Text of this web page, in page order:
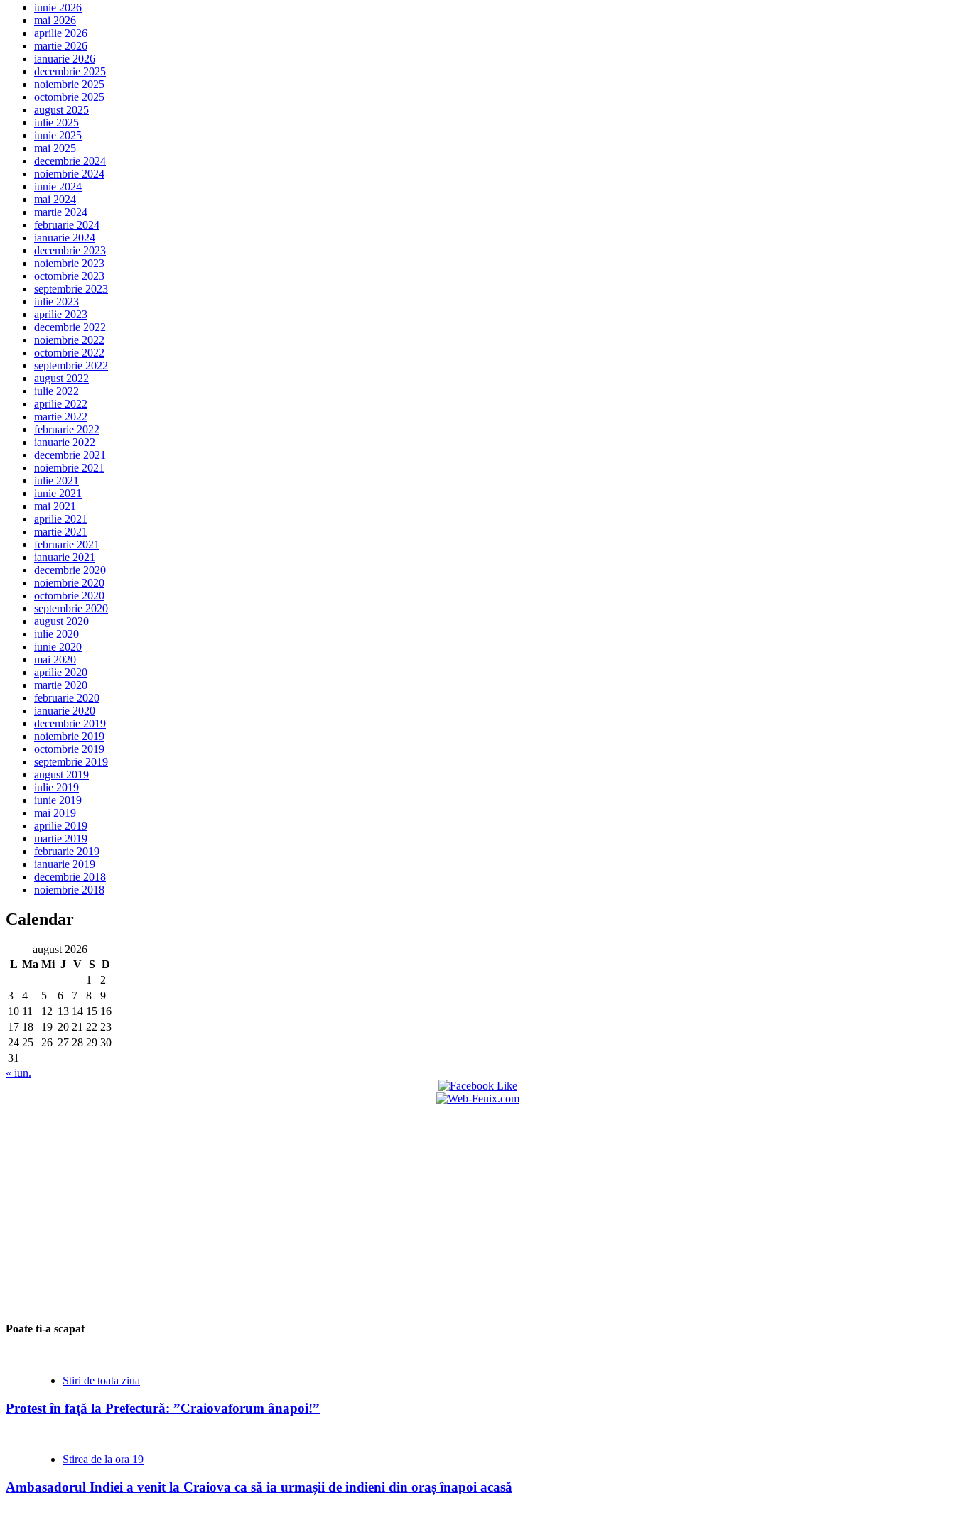
iunie 2026
mai 2026
aprilie 2026
martie 2026
ianuarie 2026
decembrie 2025
noiembrie 2025
octombrie 2025
august 2025
iulie 2025
iunie 2025
mai 2025
decembrie 2024
noiembrie 2024
iunie 2024
mai 2024
martie 2024
februarie 2024
ianuarie 2024
decembrie 2023
noiembrie 2023
octombrie 2023
septembrie 2023
iulie 2023
aprilie 2023
decembrie 2022
noiembrie 2022
octombrie 2022
septembrie 2022
august 2022
iulie 2022
aprilie 2022
martie 2022
februarie 2022
ianuarie 2022
decembrie 2021
noiembrie 2021
iulie 2021
iunie 2021
mai 2021
aprilie 2021
martie 2021
februarie 2021
ianuarie 2021
decembrie 2020
noiembrie 2020
octombrie 2020
septembrie 2020
august 2020
iulie 2020
iunie 2020
mai 2020
aprilie 2020
martie 2020
februarie 2020
ianuarie 2020
decembrie 2019
noiembrie 2019
octombrie 2019
septembrie 2019
august 2019
iulie 2019
iunie 2019
mai 2019
aprilie 2019
martie 2019
februarie 2019
ianuarie 2019
decembrie 2018
noiembrie 2018
Calendar
august 2026
L Ma Mi J V S D
1
2
3
4 5 6 7 8
9
10 11 12 13 14 15 16
17 18 19 20 21 22 23
24 25 26 27 28 29 30
31
« iun.
Poate ti-a scapat
Stiri de toata ziua
Protest în față la Prefectură: ”Craiovaforum ânapoi!”
Stirea de la ora 19
Ambasadorul Indiei a venit la Craiova ca să ia urmașii de indieni din oraș înapoi acasă